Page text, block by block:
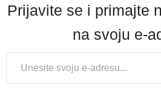
Prijavite se i primajte
na svoju e-
Type
your